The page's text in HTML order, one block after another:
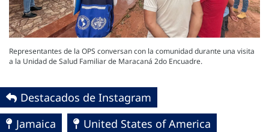
Representantes de la OPS conversan con la comunidad durante una visita
a la Unidad de Salud Familiar de Maracaná 2do Encuadre.
Destacados de Instagram
Jamaica
United States of America